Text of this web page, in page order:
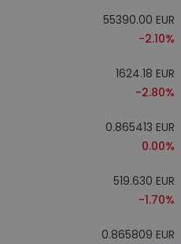
55390.00 EUR
-2.10%
1624.18 EUR
-2.80%
0.865413 EUR
0.00%
519.630 EUR
-1.70%
0.865809 EUR